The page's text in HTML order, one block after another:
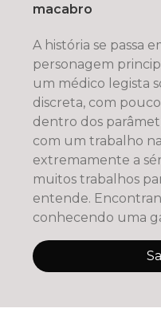
macabro
A história se passa
personagem
um médico legista
discreta, com
dentro dos
com um trabalho
extremamente a
muitos trabalhos
entende.
conhecendo uma